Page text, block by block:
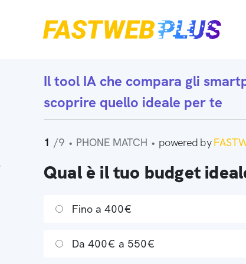
Il tool IA che compara gli
scoprire quello ideale per te
1 /9 • PHONE MATCH • powered by
Qual è il tuo budget
Fino a 400€
Da 400€ a 550€